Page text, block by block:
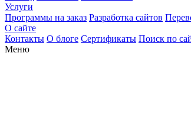
Услуги
Программы на заказ Разработка сайтов
О сайте
Контакты О блоге Сертификаты Поиск по
Меню